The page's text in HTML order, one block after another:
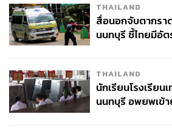
กะเพราเนื้อวากิว (ซ้าย), ต้มโคล้ง
เวลาคุยกับเชฟเรื่องความจัด ความเบา
เชฟต้นไม่ได้ถูกจัดไว้ในหมวดเชฟที่ทำอ
นั่นเป็นเพราะบางอย่างที่มันควรเผ็ดเท่า
เผ็ดเท่านั้น บางอย่างไม่ต้องเผ็ดมาก แต่
THAILAND
สื่อนอกจับตากรา
นนทบุรี ชี้ไทยมีอั
THAILAND
นักเรียนโรงเรียน
นนทบุรี อพยพเข้